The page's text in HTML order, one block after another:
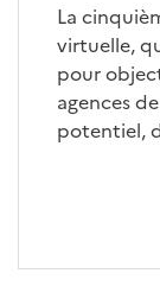
La
virtuelle,
pour
agences
potentiel,